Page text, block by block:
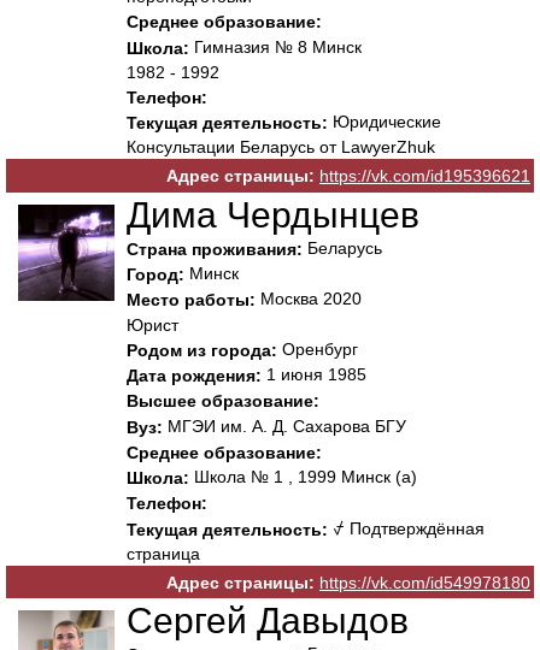
Среднее образование:
Школа: Гимназия № 8 Минск
1982 - 1992
Телефон:
Текущая деятельность: Юридические
Консультации Беларусь от LawyerZhuk
Адрес страницы: https://vk.com/id195396621
Дима Чердынцев
Страна проживания: Беларусь
Город: Минск
Место работы: Москва 2020
Юрист
Родом из города: Оренбург
Дата рождения: 1 июня 1985
Высшее образование:
Вуз: МГЭИ им. А. Д. Сахарова БГУ
Среднее образование:
Школа: Школа № 1 , 1999 Минск (а)
Телефон:
Текущая деятельность: ⍻ Подтверждённая
страница
Адрес страницы: https://vk.com/id549978180
Сергей Давыдов